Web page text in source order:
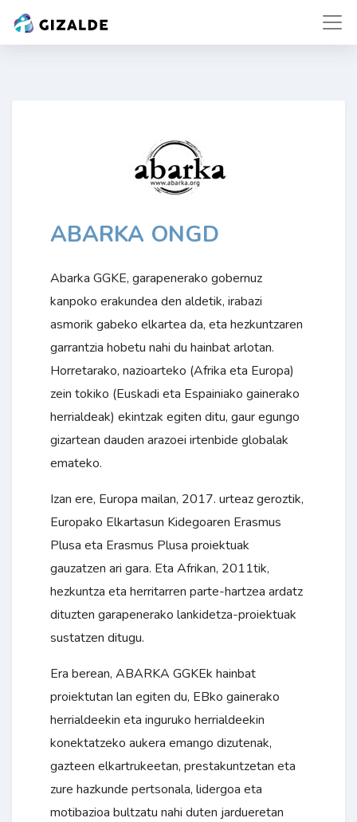
ABARKA ONGD
Abarka GGKE, garapenerako gobernuz
kanpoko erakundea den aldetik, irabazi
asmorik gabeko elkartea da, eta hezkuntzaren
garrantzia hobetu nahi du hainbat arlotan.
Horretarako, nazioarteko (Afrika eta Europa)
zein tokiko (Euskadi eta Espainiako gainerako
herrialdeak) ekintzak egiten ditu, gaur egungo
gizartean dauden arazoei irtenbide globalak
emateko.
Izan ere, Europa mailan, 2017. urteaz geroztik,
Europako Elkartasun Kidegoaren Erasmus
Plusa eta Erasmus Plusa proiektuak
gauzatzen ari gara. Eta Afrikan, 2011tik,
hezkuntza eta herritarren parte-hartzea ardatz
dituzten garapenerako lankidetza-proiektuak
sustatzen ditugu.
Era berean, ABARKA GGKEk hainbat
proiektutan lan egiten du, EBko gainerako
herrialdeekin eta inguruko herrialdeekin
konektatzeko aukera emango dizutenak,
gazteen elkartrukeetan, prestakuntzetan eta
zure hazkunde pertsonala, lidergoa eta
motibazioa bultzatu nahi duten jardueretan